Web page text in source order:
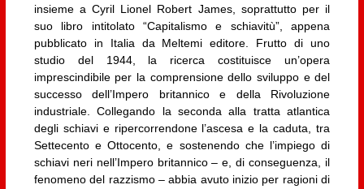
insieme a Cyril Lionel Robert James, soprattutto per il
suo libro intitolato “Capitalismo e schiavitù”, appena
pubblicato in Italia da Meltemi editore. Frutto di uno
studio del 1944, la ricerca costituisce un’opera
imprescindibile per la comprensione dello sviluppo e del
successo dell’Impero britannico e della Rivoluzione
industriale. Collegando la seconda alla tratta atlantica
degli schiavi e ripercorrendone l’ascesa e la caduta, tra
Settecento e Ottocento, e sostenendo che l’impiego di
schiavi neri nell’Impero britannico – e, di conseguenza, il
fenomeno del razzismo – abbia avuto inizio per ragioni di